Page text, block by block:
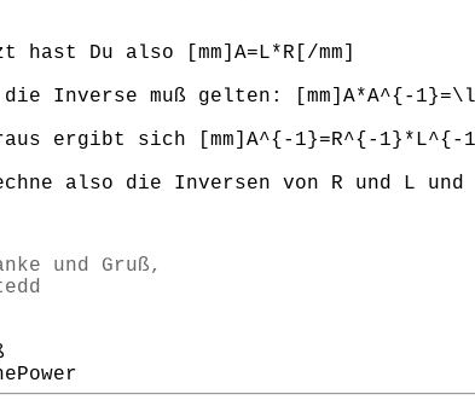
hast Du also [mm]A=L*R[/mm]
die Inverse muß gelten: [mm]A*A^{-
ergibt sich [mm]A^{-1}=R^{-1}*L^{-
also die Inversen von R und L
und Gruß,